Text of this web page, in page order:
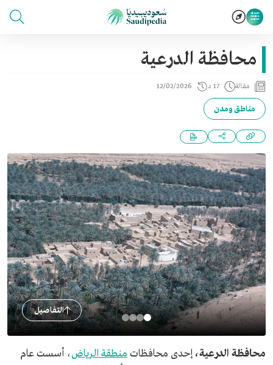
محافظة الدرعية
مقالة 17 د 12/02/2026
مناطق ومدن
التفاصيل
محافظة الدرعية، إحدى محافظات منطقة الرياض، أسست عام